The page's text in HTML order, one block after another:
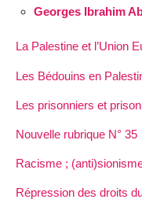
Georges Ibrahim
La Palestine et l’Union
Les Bédouins en
Les prisonniers et
Nouvelle rubrique N° 35
Racisme ;
Répression des droits